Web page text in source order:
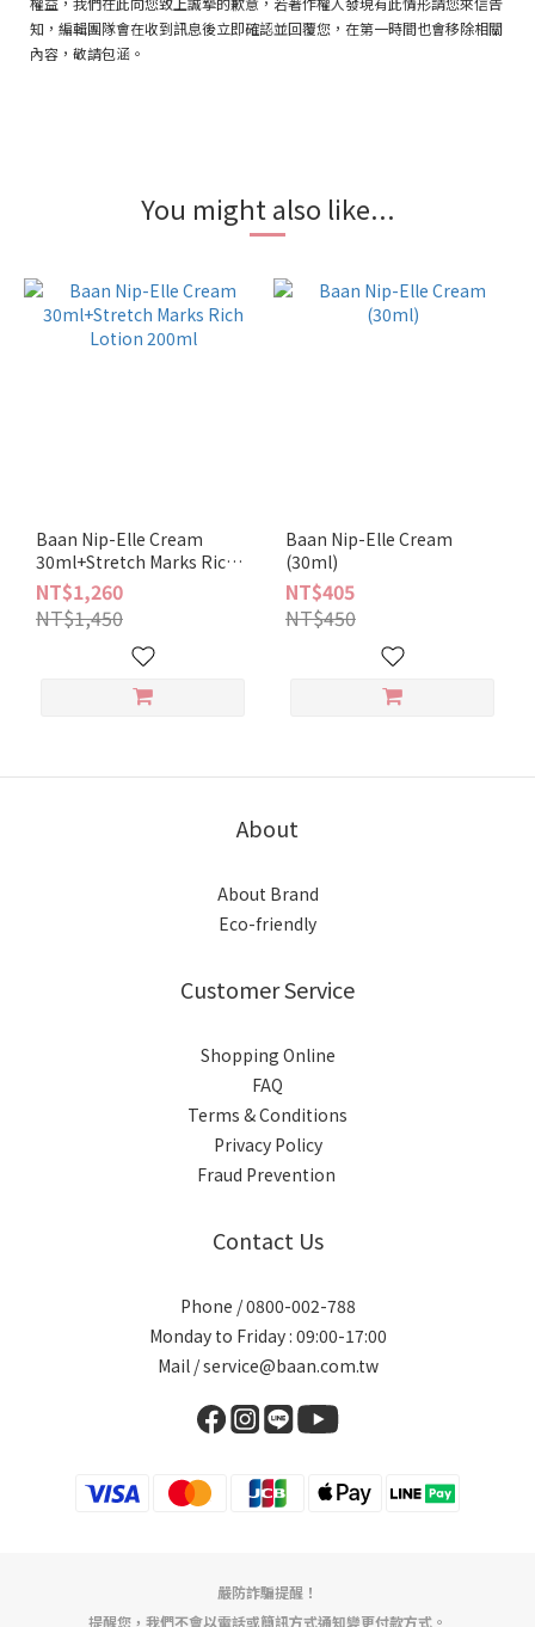
知，編輯團隊會在收到訊息後立即確認並回覆您，在第一時間也會移除相關
內容，敬請包涵。
You might also like...
Baan Nip-Elle Cream
30ml+Stretch Marks Rich
Lotion 200ml
NT$1,260
NT$1,450
Baan Nip-Elle Cream
(30ml)
NT$405
NT$450
About
About Brand
Eco-friendly
Customer Service
Shopping Online
FAQ
Terms & Conditions
Privacy Policy
Fraud Prevention
Contact Us
Phone / 0800-002-788
Monday to Friday : 09:00-17:00
Mail / service@baan.com.tw
嚴防詐騙提醒！
提醒您，我們不會以電話或簡訊方式通知變更付款方式。